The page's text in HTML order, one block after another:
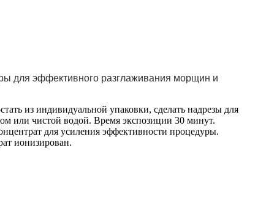
для эффективного разглаживания морщин и
из индивидуальной упаковки, сделать надрезы для
или чистой водой. Время экспозиции 30 минут.
для усиления эффективности процедуры.
ионизирован.